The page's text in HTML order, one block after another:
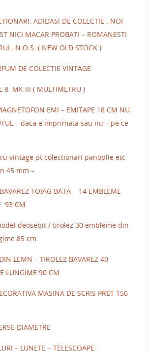
ADIDASI DE COLECTIE . NOI
NICI MACAR PROBATI – ROMANESTI
N.O.S. ( NEW OLD STOCK )
DE COLECTIE VINTAGE
8 MK III ( MULTIMETRU )
EMI – EMITAPE 18 CM NU
– daca e imprimata sau nu – pe ce
vintage pt colectionari panoplie etc
45 mm –
TOIAG BATA 14 EMBLEME
93 CM
deosebit / tirolez 30 embleme din
85 cm
LEMN – TIROLEZ BAVAREZ 40
LUNGIME 90 CM
MASINA DE SCRIS PRET 150
DIAMETRE
– LUNETE – TELESCOAPE